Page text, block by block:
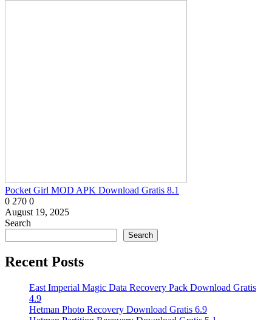
​Pocket Girl MOD APK Download Gratis 8.1
0 270 0
August 19, 2025
Search
Search
Recent Posts
East Imperial Magic Data Recovery Pack Download Gratis
4.9
Hetman Photo Recovery Download Gratis 6.9